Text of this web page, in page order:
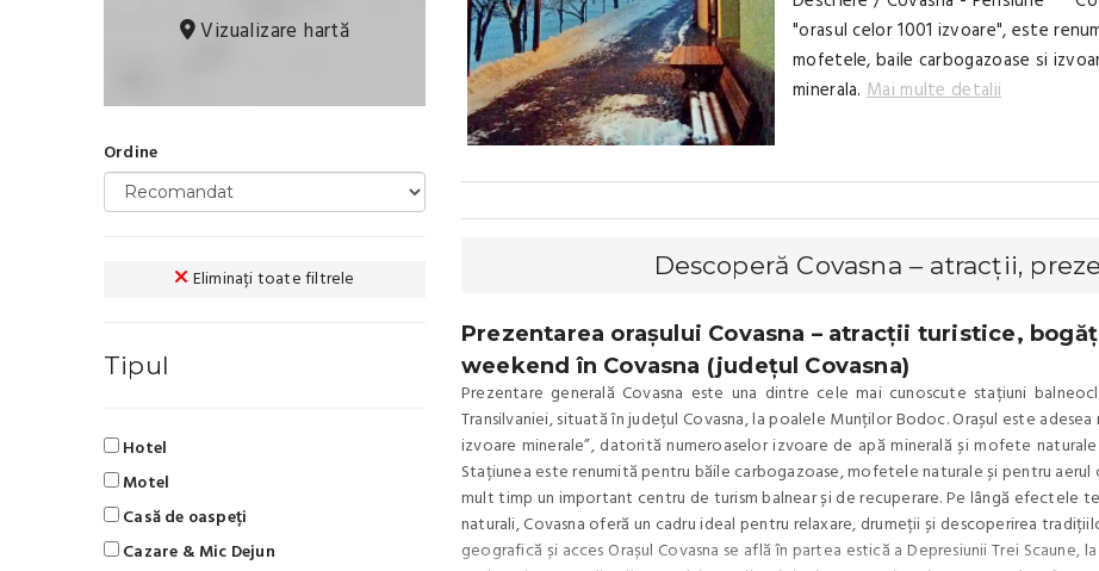
Vizualizare hartă
Ordine
Eliminați toate filtrele
Tipul
Hotel
Motel
Casă de oaspeți
Cazare & Mic Dejun
"orasul celor 1001 izvoare", este
mofetele, baile carbogazoase si
minerala. Mai multe detalii
Descoperă Covasna – atracții,
Prezentarea orașului Covasna – atracții turistice,
weekend în Covasna (județul Covasna)
Prezentare generală Covasna este una dintre cele mai cunoscute stațiuni
Transilvaniei, situată în județul Covasna, la poalele Munților Bodoc. Orașul este adesea
izvoare minerale”, datorită numeroaselor izvoare de apă minerală și mofete
Stațiunea este renumită pentru băile carbogazoase, mofetele naturale și pentru
mult timp un important centru de turism balnear și de recuperare. Pe lângă efectele
naturali, Covasna oferă un cadru ideal pentru relaxare, drumeții și descoperirea
geografică și acces Orașul Covasna se află în partea estică a Depresiunii Trei